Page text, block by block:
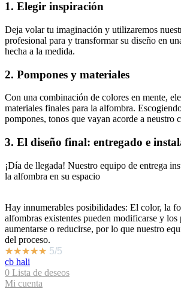
1. Elegir inspiración
Deja volar tu imaginación y utilizaremos
profesional para y transformar su diseño en
hecha a la medida.
2. Pompones y materiales
Con una combinación de colores en mente,
materiales finales para la alfombra.
pompones, tonos que vayan acorde a neustro
3. El diseño final: entregado e
¡Día de llegada! Nuestro equipo de entrega
la alfombra en su espacio
Hay innumerables posibilidades: El color, la
alfombras existentes pueden modificarse y los
aumentarse o reducirse, por lo que nuestro
del proceso.
★★★★★ 5/5
cb hali
0 Lista de deseos
Mi cuenta